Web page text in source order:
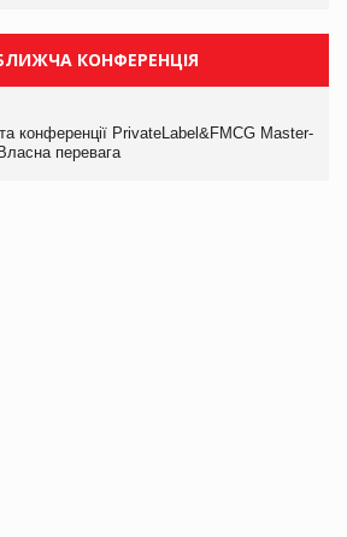
КОНФЕРЕНЦІЯ
конференції PrivateLabel&FMCG Master-
перевага